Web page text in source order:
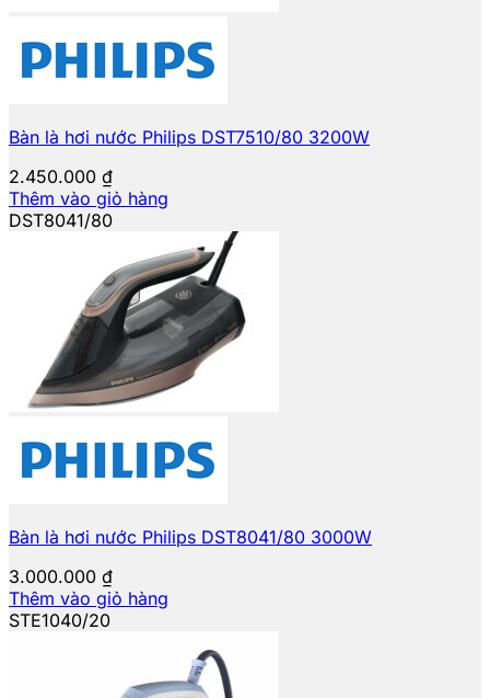
Bàn là hơi nước Philips DST7510/80 3200W
2.450.000 ₫
Thêm vào giỏ hàng
DST8041/80
Bàn là hơi nước Philips DST8041/80 3000W
3.000.000 ₫
Thêm vào giỏ hàng
STE1040/20